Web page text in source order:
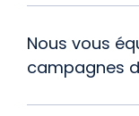
Nous vous
campagnes